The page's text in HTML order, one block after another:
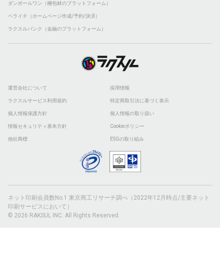
ダンボールワン（梱包材のプラットフォーム）
ペライチ（ホームページ作成/予約/決済）
ラクスルバンク（金融のプラットフォーム）
運営会社について 採用情報
ラクスルサービス利用規約 特定商取引法に基づく表示
個人情報保護方針 個人情報の取り扱い
情報セキュリティ基本方針 Cookieポリシー
他社商標 ESGの取り組み
ネット印刷会員数No.1 東京商工リサーチ調べ（2022年12月時点/主要ネット
印刷サービスにおいて）
© 2026 RAKSUL INC. All Rights Reserved.